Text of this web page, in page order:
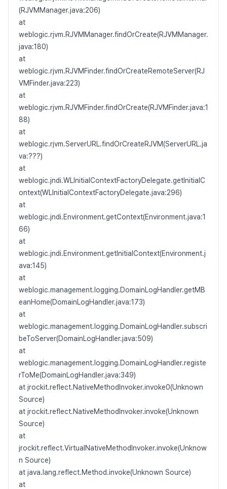
(RJVMManager.java:206)
at
weblogic.rjvm.RJVMManager.findOrCreate(RJVMManager.
java:180)
at
weblogic.rjvm.RJVMFinder.findOrCreateRemoteServer(RJ
VMFinder.java:223)
at
weblogic.rjvm.RJVMFinder.findOrCreate(RJVMFinder.java:1
88)
at
weblogic.rjvm.ServerURL.findOrCreateRJVM(ServerURL.ja
va:???)
at
weblogic.jndi.WLInitialContextFactoryDelegate.getInitialC
ontext(WLInitialContextFactoryDelegate.java:296)
at
weblogic.jndi.Environment.getContext(Environment.java:1
66)
at
weblogic.jndi.Environment.getInitialContext(Environment.j
ava:145)
at
weblogic.management.logging.DomainLogHandler.getMB
eanHome(DomainLogHandler.java:173)
at
weblogic.management.logging.DomainLogHandler.subscri
beToServer(DomainLogHandler.java:509)
at
weblogic.management.logging.DomainLogHandler.registe
rToMe(DomainLogHandler.java:349)
at jrockit.reflect.NativeMethodInvoker.invoke0(Unknown
Source)
at jrockit.reflect.NativeMethodInvoker.invoke(Unknown
Source)
at
jrockit.reflect.VirtualNativeMethodInvoker.invoke(Unknow
n Source)
at java.lang.reflect.Method.invoke(Unknown Source)
at